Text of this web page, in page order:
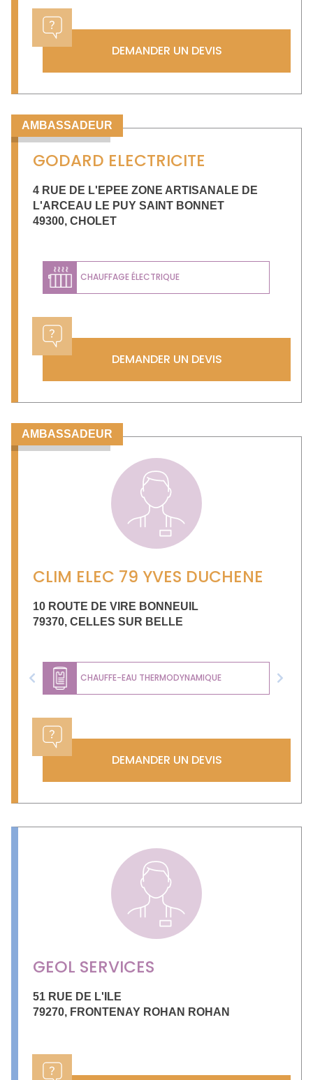
DEMANDER UN DEVIS
AMBASSADEUR
GODARD ELECTRICITE
4 RUE DE L'EPEE ZONE ARTISANALE DE
L'ARCEAU LE PUY SAINT BONNET
49300, CHOLET
CHAUFFAGE ÉLECTRIQUE
DEMANDER UN DEVIS
AMBASSADEUR
CLIM ELEC 79 YVES DUCHENE
10 ROUTE DE VIRE BONNEUIL
79370, CELLES SUR BELLE
CHAUFFE-EAU THERMODYNAMIQUE
Previous Next
DEMANDER UN DEVIS
GEOL SERVICES
51 RUE DE L'ILE
79270, FRONTENAY ROHAN ROHAN